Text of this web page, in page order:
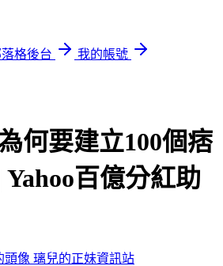
格後台
我的帳號
何要建立100個痞
百億分紅助
璃兒的正妹資訊站